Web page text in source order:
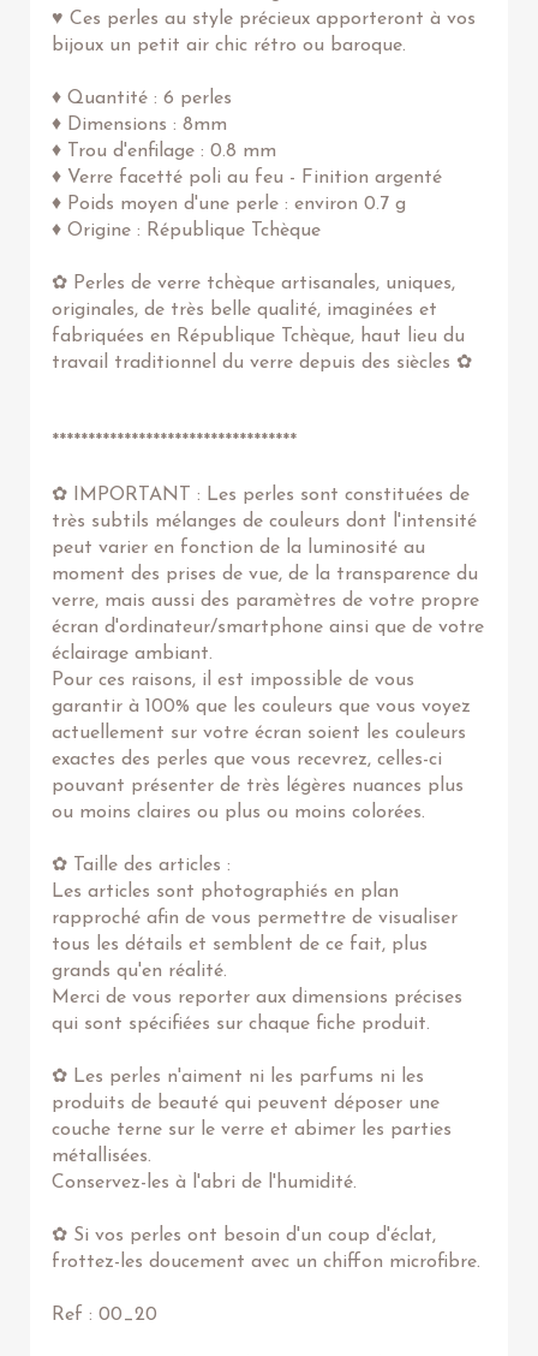
♥ Ces perles au style précieux apporteront à vos
bijoux un petit air chic rétro ou baroque.
♦ Quantité : 6 perles
♦ Dimensions : 8mm
♦ Trou d'enfilage : 0.8 mm
♦ Verre facetté poli au feu - Finition argenté
♦ Poids moyen d'une perle : environ 0.7 g
♦ Origine : République Tchèque
✿ Perles de verre tchèque artisanales, uniques,
originales, de très belle qualité, imaginées et
fabriquées en République Tchèque, haut lieu du
travail traditionnel du verre depuis des siècles ✿
**********************************
✿ IMPORTANT : Les perles sont constituées de
très subtils mélanges de couleurs dont l'intensité
peut varier en fonction de la luminosité au
moment des prises de vue, de la transparence du
verre, mais aussi des paramètres de votre propre
écran d'ordinateur/smartphone ainsi que de votre
éclairage ambiant.
Pour ces raisons, il est impossible de vous
garantir à 100% que les couleurs que vous voyez
actuellement sur votre écran soient les couleurs
exactes des perles que vous recevrez, celles-ci
pouvant présenter de très légères nuances plus
ou moins claires ou plus ou moins colorées.
✿ Taille des articles :
Les articles sont photographiés en plan
rapproché afin de vous permettre de visualiser
tous les détails et semblent de ce fait, plus
grands qu'en réalité.
Merci de vous reporter aux dimensions précises
qui sont spécifiées sur chaque fiche produit.
✿ Les perles n'aiment ni les parfums ni les
produits de beauté qui peuvent déposer une
couche terne sur le verre et abimer les parties
métallisées.
Conservez-les à l'abri de l'humidité.
✿ Si vos perles ont besoin d'un coup d'éclat,
frottez-les doucement avec un chiffon microfibre.
Ref : 00_20